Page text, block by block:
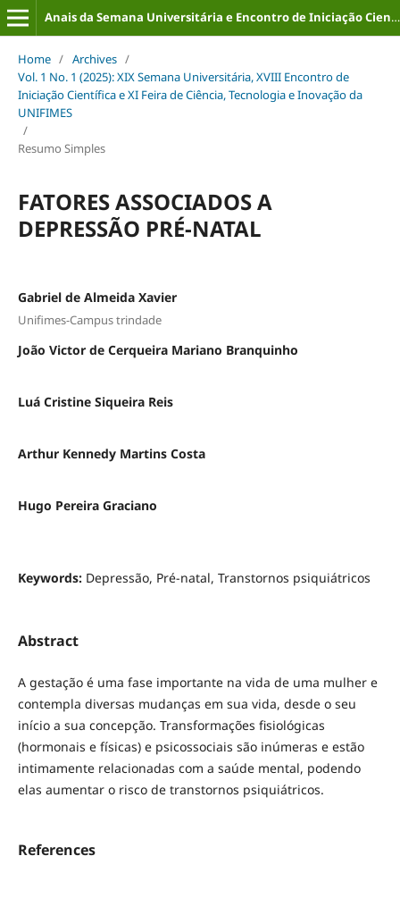
Anais da Semana Universitária e Encontro de Iniciação Científica (ISSN: 2316-8226)
Home / Archives /
Vol. 1 No. 1 (2025): XIX Semana Universitária, XVIII Encontro de
Iniciação Científica e XI Feira de Ciência, Tecnologia e Inovação da
UNIFIMES
/
Resumo Simples
FATORES ASSOCIADOS A
DEPRESSÃO PRÉ-NATAL
Gabriel de Almeida Xavier
Unifimes-Campus trindade
João Victor de Cerqueira Mariano Branquinho
Luá Cristine Siqueira Reis
Arthur Kennedy Martins Costa
Hugo Pereira Graciano
Keywords: Depressão, Pré-natal, Transtornos psiquiátricos
Abstract
A gestação é uma fase importante na vida de uma mulher e
contempla diversas mudanças em sua vida, desde o seu
início a sua concepção. Transformações fisiológicas
(hormonais e físicas) e psicossociais são inúmeras e estão
intimamente relacionadas com a saúde mental, podendo
elas aumentar o risco de transtornos psiquiátricos.
References